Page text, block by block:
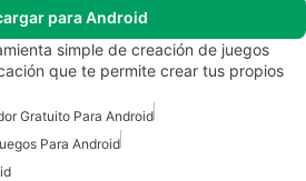
para Android
simple de creación de juegos
que te permite crear tus propios
Gratuito Para Android
Para Android